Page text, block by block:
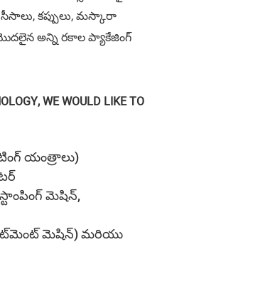
కప్పులు, మస్కారా
మొదలైన అన్ని రకాల ప్యాకేజింగ్
WE WOULD LIKE TO
యంత్రాలు)
మెషిన్,
మెషిన్) మరియు